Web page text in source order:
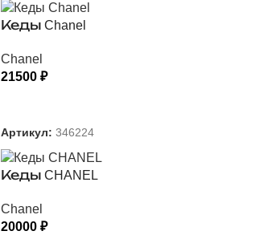
Кеды Chanel
Chanel
21500 ₽
Артикул: 346224
Кеды CHANEL
Chanel
20000 ₽